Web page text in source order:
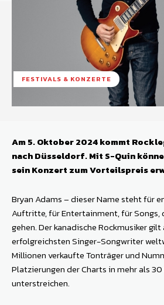
FESTIVALS & KONZERTE
Am 5. Oktober 2024 kommt
nach Düsseldorf. Mit S-Quin
sein Konzert zum Vorteilspreis
Bryan Adams – dieser Name steht für
Auftritte, für Entertainment, für Songs,
gehen. Der kanadische Rockmusiker
erfolgreichsten Singer-Songwriter
Millionen verkaufte Tonträger und
Platzierungen der Charts in mehr als
unterstreichen.